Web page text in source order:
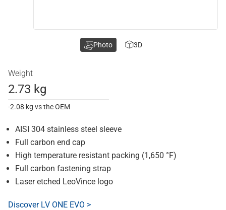
Weight
2.73 kg
-2.08 kg vs the OEM
AISI 304 stainless steel sleeve
Full carbon end cap
High temperature resistant packing (1,650 °F)
Full carbon fastening strap
Laser etched LeoVince logo
Discover LV ONE EVO >
Photo 3D